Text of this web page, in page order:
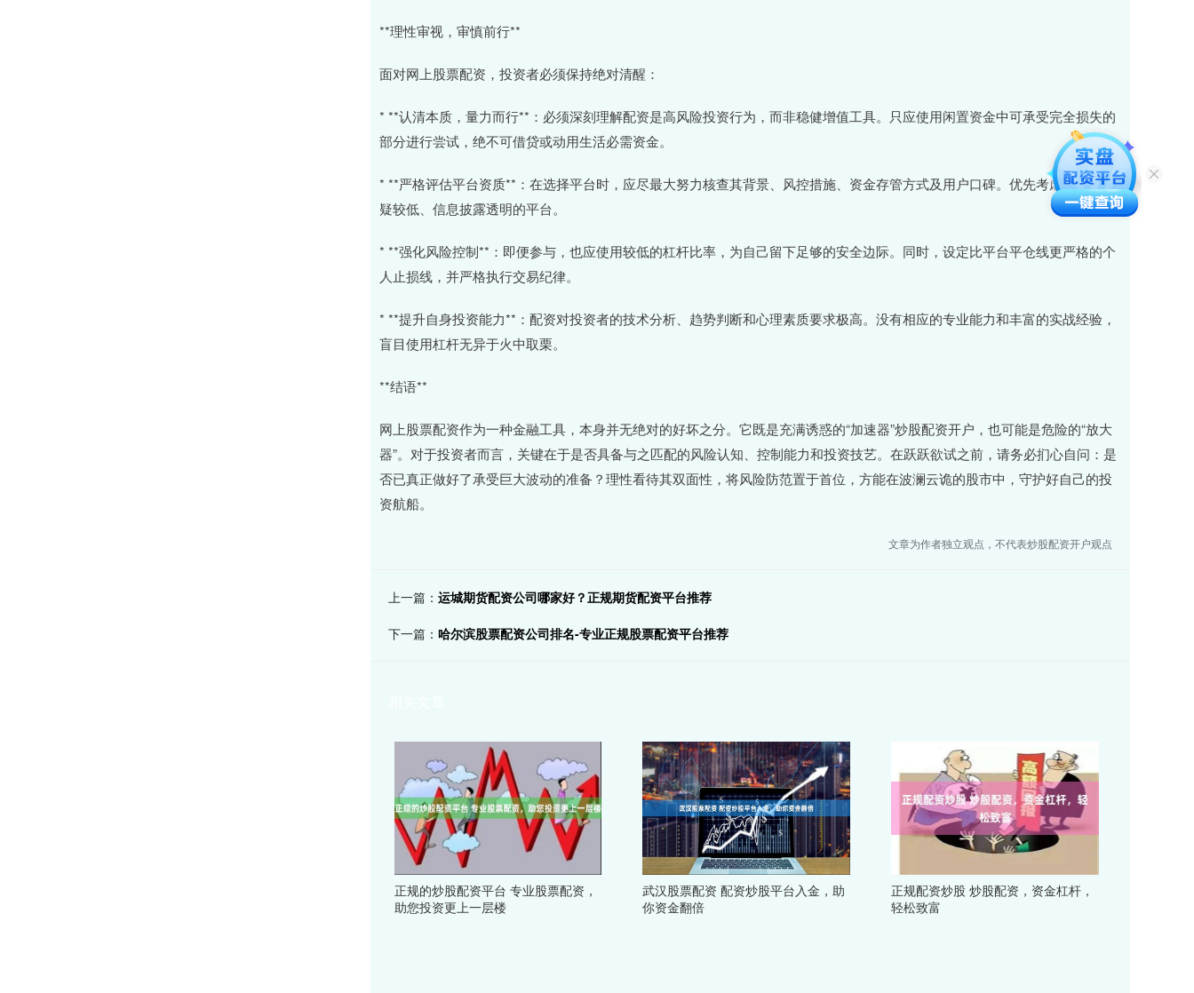
**理性审视，审慎前行**
面对网上股票配资，投资者必须保持绝对清醒：
* **认清本质，量力而行**：必须深刻理解配资是高风险投资行为，而非稳健增值工具。只应使用闲置资金中可承受完全损失的
部分进行尝试，绝不可借贷或动用生活必需资金。
* **严格评估平台资质**：在选择平台时，应尽最大努力核查其背景、风控措施、资金存管方式及用户口碑。优先考虑合规性存
疑较低、信息披露透明的平台。
* **强化风险控制**：即便参与，也应使用较低的杠杆比率，为自己留下足够的安全边际。同时，设定比平台平仓线更严格的个
人止损线，并严格执行交易纪律。
* **提升自身投资能力**：配资对投资者的技术分析、趋势判断和心理素质要求极高。没有相应的专业能力和丰富的实战经验，
盲目使用杠杆无异于火中取栗。
**结语**
网上股票配资作为一种金融工具，本身并无绝对的好坏之分。它既是充满诱惑的“加速器”炒股配资开户，也可能是危险的“放大
器”。对于投资者而言，关键在于是否具备与之匹配的风险认知、控制能力和投资技艺。在跃跃欲试之前，请务必扪心自问：是
否已真正做好了承受巨大波动的准备？理性看待其双面性，将风险防范置于首位，方能在波澜云诡的股市中，守护好自己的投
资航船。
文章为作者独立观点，不代表炒股配资开户观点
上一篇： 运城期货配资公司哪家好？正规期货配资平台推荐
下一篇： 哈尔滨股票配资公司排名-专业正规股票配资平台推荐
正规的炒股配资平台 专业股票配资，
助您投资更上一层楼
武汉股票配资 配资炒股平台入金，助
你资金翻倍
正规配资炒股 炒股配资，资金杠杆，
轻松致富